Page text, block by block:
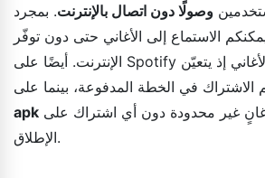
وصولًا دون اتصال بالإنترنت. بمجرد
الاستماع إلى الأغاني حتى دون توفّر
الإنترنت. أيضًا على Spotify لا يمكنكم تنزيل الأغاني إذ يتعيّن
apk
الإطلاق.